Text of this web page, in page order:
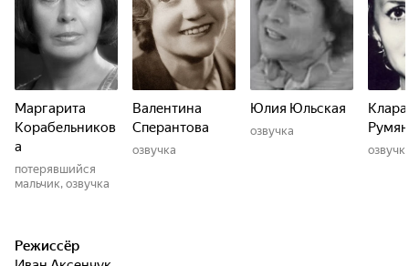
Маргарита
Корабельников
а
потерявшийся
мальчик, озвучка
Валентина
Сперантова
озвучка
Юлия Юльская
озвучка
Клара
Режиссёр